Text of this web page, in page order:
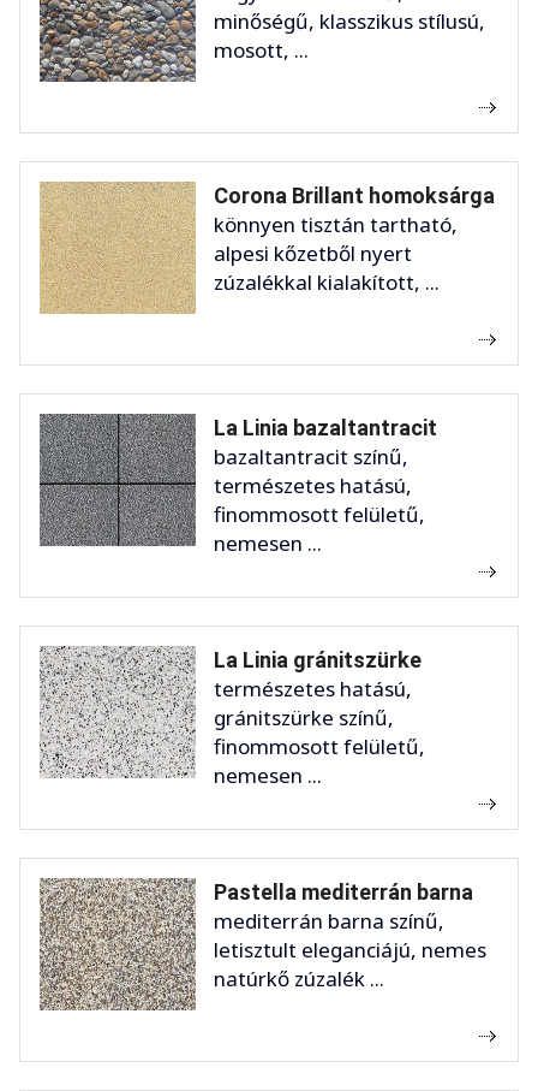
minőségű, klasszikus stílusú,
mosott, ...
Corona Brillant homoksárga
könnyen tisztán tartható,
alpesi kőzetből nyert
zúzalékkal kialakított, ...
La Linia bazaltantracit
bazaltantracit színű,
természetes hatású,
finommosott felületű,
nemesen ...
La Linia gránitszürke
természetes hatású,
gránitszürke színű,
finommosott felületű,
nemesen ...
Pastella mediterrán barna
mediterrán barna színű,
letisztult eleganciájú, nemes
natúrkő zúzalék ...